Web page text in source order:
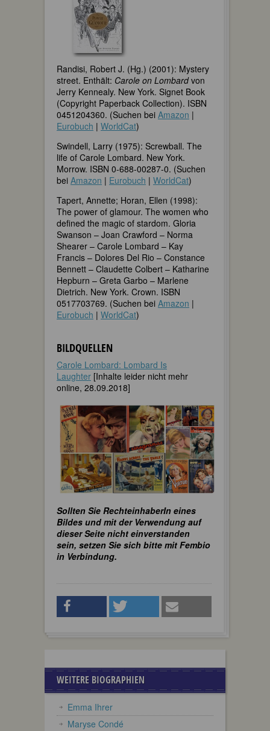
Randisi, Robert J. (Hg.) (2001): Mystery
street. Enthält: Carole on Lombardvon
Jerry Kennealy. New York. Signet Book
(Copyright Paperback Collection). ISBN
0451204360. (Suchen bei Amazon |
Eurobuch | WorldCat)
Swindell, Larry (1975): Screwball. The
life of Carole Lombard. New York.
Morrow. ISBN 0-688-00287-0. (Suchen
bei Amazon | Eurobuch | WorldCat)
Tapert, Annette; Horan, Ellen (1998):
The power of glamour. The women who
defined the magic of stardom. Gloria
Swanson – Joan Crawford – Norma
Shearer – Carole Lombard – Kay
Francis – Dolores Del Rio – Constance
Bennett – Claudette Colbert – Katharine
Hepburn – Greta Garbo – Marlene
Dietrich. New York. Crown. ISBN
0517703769. (Suchen bei Amazon |
Eurobuch | WorldCat)
BILDQUELLEN
Carole Lombard: Lombard Is
Laughter [Inhalte leider nicht mehr
online, 28.09.2018]
Sollten Sie RechteinhaberIn eines
Bildes und mit der Verwendung auf
dieser Seite nicht einverstanden
sein, setzen Sie sich bitte mit Fembio
in Verbindung.
WEITERE BIOGRAPHIEN
Emma Ihrer
Maryse Condé